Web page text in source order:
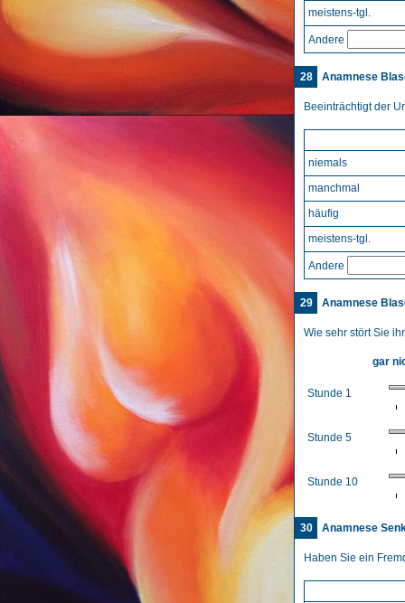
meistens-tgl.
Andere
28 Anamnese
Beeinträchtigt der
niemals
manchmal
häufig
meistens-tgl.
Andere
29 Anamnese
Wie sehr stört Sie
gar
Stunde 1
Stunde 5
Stunde 10
30 Anamnese
Haben Sie ein